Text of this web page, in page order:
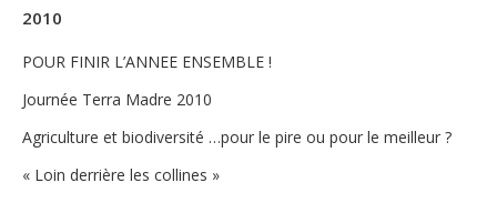
2010
POUR FINIR L’ANNEE ENSEMBLE !
Journée Terra Madre 2010
Agriculture et biodiversité …pour le pire ou pour le meilleur ?
« Loin derrière les collines »